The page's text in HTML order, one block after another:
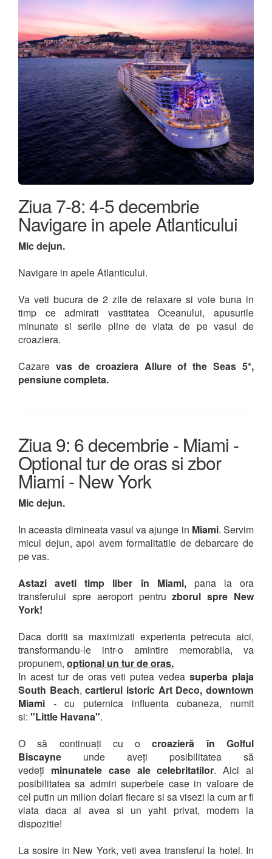
Ziua 7-8: 4-5 decembrie
Navigare in apele Atlanticului
Mic dejun.
Navigare in apele Atlanticului.
Va veti bucura de 2 zile de relaxare si voie buna in
timp ce admirati vastitatea Oceanului, apusurile
minunate si serile pline de viata de pe vasul de
croaziera.
Cazare vas de croaziera Allure of the Seas 5*,
pensiune completa.
Ziua 9: 6 decembrie - Miami -
Optional tur de oras si zbor
Miami - New York
Mic dejun.
In aceasta dimineata vasul va ajunge in Miami. Servim
micul dejun, apoi avem formalitatile de debarcare de
pe vas.
Astazi aveti timp liber în Miami, pana la ora
transferului spre aeroport pentruzborul spre New
York!
Daca doriti sa maximizati experienta petrecuta aici,
transformandu-le intr-o amintire memorabila, va
propunem, optional un tur de oras.
In acest tur de oras veti putea vedeasuperba plaja
South Beach,cartierul istoric Art Deco, downtown
Miami - cu puternica influenta cubaneza, numit
si: "Little Havana".
O să continuați cu ocroazieră în Golful
Biscayne unde aveți posibilitatea să
vedeți minunatele case ale celebritatilor. Aici ai
posibilitatea sa admiri superbele case in valoare de
cel putin un milion dolari fiecare si sa visezi la cum ar fi
viata daca ai avea si un yaht privat, modern la
dispozitie!
La sosire in New York, veti avea transferul la hotel. In